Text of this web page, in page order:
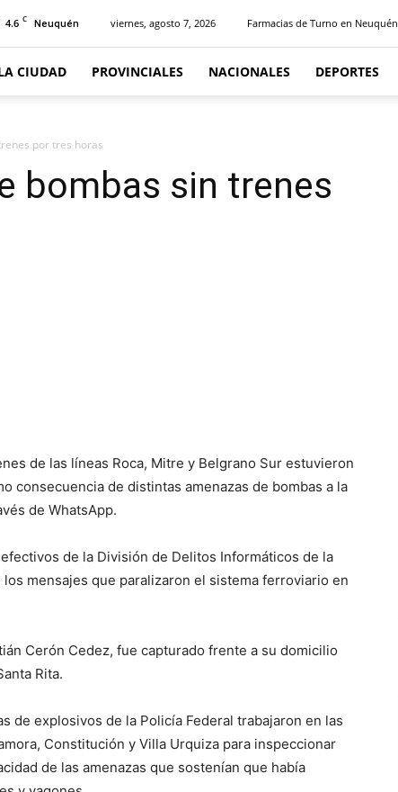
4.6 C Neuquén viernes, agosto 7, 2026 Farmacias de Turno en Neuquén
CIUDAD PROVINCIALES NACIONALES DEPORTES
por tres horas
bombas sin trenes
de las líneas Roca, Mitre y Belgrano Sur estuvieron
consecuencia de distintas amenazas de bombas a la
de WhatsApp.
de la División de Delitos Informáticos de la
mensajes que paralizaron el sistema ferroviario en
Cerón Cedez, fue capturado frente a su domicilio
Rita.
de explosivos de la Policía Federal trabajaron en las
Constitución y Villa Urquiza para inspeccionar
de las amenazas que sostenían que había